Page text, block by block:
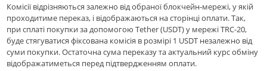
Комісії відрізняються залежно від обраної блокчейн-мережі, у якій
проходитиме переказ, і відображаються на сторінці оплати. Так,
при сплаті покупки за допомогою Tether (USDT) у мережі TRC-20,
буде стягуватися фіксована комісія в розмірі 1 USDT незалежно від
суми покупки. Остаточна сума переказу та актуальний курс обміну
відображатиметься перед підтвердженням оплати.